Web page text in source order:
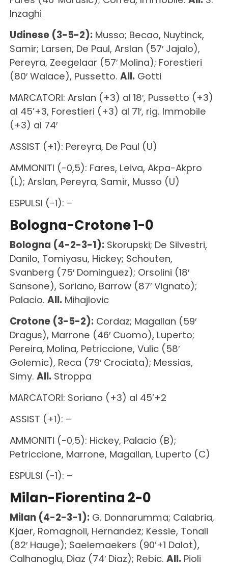
Inzaghi
Udinese (3-5-2):Musso; Becao, Nuytinck,
Samir; Larsen, De Paul, Arslan (57′ Jajalo),
Pereyra, Zeegelaar (57′ Molina); Forestieri
(80′ Walace), Pussetto. All. Gotti
MARCATORI: Arslan (+3) al 18′, Pussetto (+3)
al 45’+3, Forestieri (+3) al 71′, rig. Immobile
(+3) al 74′
ASSIST (+1): Pereyra, De Paul (U)
AMMONITI (-0,5): Fares, Leiva, Akpa-Akpro
(L); Arslan, Pereyra, Samir, Musso (U)
ESPULSI (-1): –
Bologna-Crotone 1-0
Bologna (4-2-3-1):Skorupski; De Silvestri,
Danilo, Tomiyasu, Hickey; Schouten,
Svanberg (75′ Dominguez); Orsolini (18′
Sansone), Soriano, Barrow (87′ Vignato);
Palacio. All. Mihajlovic
Crotone (3-5-2):Cordaz; Magallan (59′
Dragus), Marrone (46′ Cuomo), Luperto;
Pereira, Molina, Petriccione, Vulic (58′
Golemic), Reca (79′ Crociata); Messias,
Simy. All. Stroppa
MARCATORI: Soriano (+3) al 45’+2
ASSIST (+1): –
AMMONITI (-0,5): Hickey, Palacio (B);
Petriccione, Marrone, Magallan, Luperto (C)
ESPULSI (-1): –
Milan-Fiorentina 2-0
Milan (4-2-3-1):G. Donnarumma; Calabria,
Kjaer, Romagnoli, Hernandez; Kessie, Tonali
(82′ Hauge); Saelemaekers (90’+1 Dalot),
Calhanoglu, Diaz (74′ Diaz); Rebic. All. Pioli